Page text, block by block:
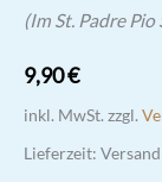
(Im St. Padre
9,90€
inkl. MwSt. zzgl.
Lieferzeit: